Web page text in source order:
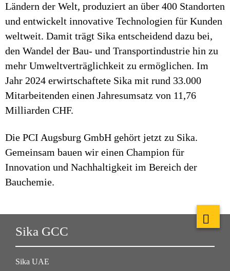
Ländern der Welt, produziert an über 400 Standorten
und entwickelt innovative Technologien für Kunden
weltweit. Damit trägt Sika entscheidend dazu bei,
den Wandel der Bau- und Transportindustrie hin zu
mehr Umweltverträglichkeit zu ermöglichen. Im
Jahr 2024 erwirtschaftete Sika mit rund 33.000
Mitarbeitenden einen Jahresumsatz von 11,76
Milliarden CHF.
Die PCI Augsburg GmbH gehört jetzt zu Sika.
Gemeinsam bauen wir einen Champion für
Innovation und Nachhaltigkeit im Bereich der
Bauchemie.
Sika GCC
Sika UAE